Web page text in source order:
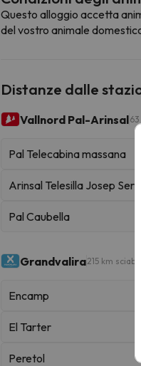
Questo alloggio accetta
del vostro animale
Distanze dalle
Vallnord Pal-Arinsal
Pal Telecabina massana
Arinsal Telesilla Josep Serra
Pal Caubella
Grandvalira215 km sciabili
Encamp
El Tarter
Peretol